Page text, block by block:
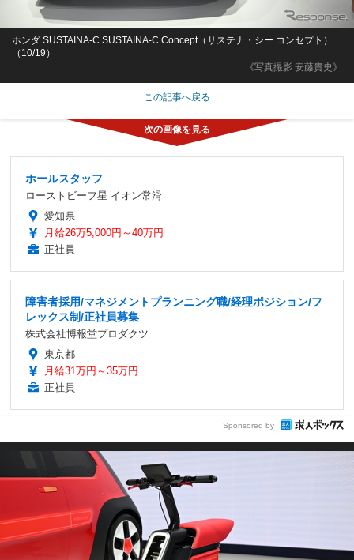
《写真撮影 安藤貴史》
ホンダ SUSTAINA-C SUSTAINA-C Concept（サステナ・シー コンセプト）
（10/19）
この記事へ戻る
ホールスタッフ
ローストビーフ星 イオン常滑
愛知県
月給26万5,000円～40万円
正社員
障害者採用/マネジメントプランニング職/経理ポジション/フ
レックス制/正社員募集
株式会社博報堂プロダクツ
東京都
月給31万円～35万円
正社員
Sponsored by